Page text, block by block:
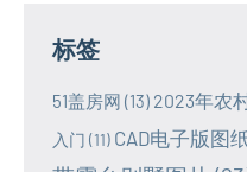
标签
51盖房网 (13) 2023年农
入门 (11) CAD电子版图